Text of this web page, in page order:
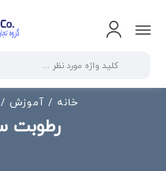
خانه / آموزش
رطوبت